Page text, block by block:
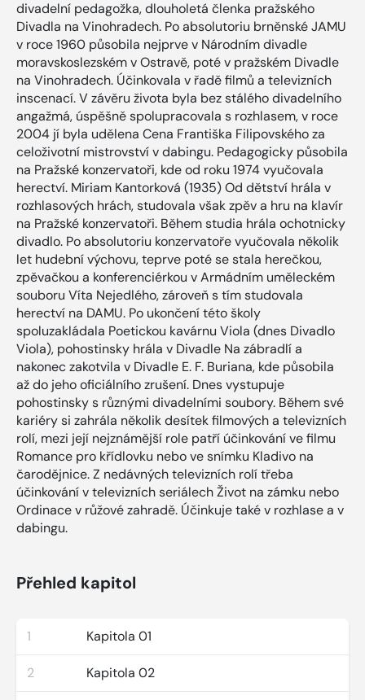
divadelní pedagožka, dlouholetá členka pražského
Divadla na Vinohradech. Po absolutoriu brněnské JAMU
v roce 1960 působila nejprve v Národním divadle
moravskoslezském v Ostravě, poté v pražském Divadle
na Vinohradech. Účinkovala v řadě filmů a televizních
inscenací. V závěru života byla bez stálého divadelního
angažmá, úspěšně spolupracovala s rozhlasem, v roce
2004 jí byla udělena Cena Františka Filipovského za
celoživotní mistrovství v dabingu. Pedagogicky působila
na Pražské konzervatoři, kde od roku 1974 vyučovala
herectví. Miriam Kantorková (1935) Od dětství hrála v
rozhlasových hrách, studovala však zpěv a hru na klavír
na Pražské konzervatoři. Během studia hrála ochotnicky
divadlo. Po absolutoriu konzervatoře vyučovala několik
let hudební výchovu, teprve poté se stala herečkou,
zpěvačkou a konferenciérkou v Armádním uměleckém
souboru Víta Nejedlého, zároveň s tím studovala
herectví na DAMU. Po ukončení této školy
spoluzakládala Poetickou kavárnu Viola (dnes Divadlo
Viola), pohostinsky hrála v Divadle Na zábradlí a
nakonec zakotvila v Divadle E. F. Buriana, kde působila
až do jeho oficiálního zrušení. Dnes vystupuje
pohostinsky s různými divadelními soubory. Během své
kariéry si zahrála několik desítek filmových a televizních
rolí, mezi její nejznámější role patří účinkování ve filmu
Romance pro křídlovku nebo ve snímku Kladivo na
čarodějnice. Z nedávných televizních rolí třeba
účinkování v televizních seriálech Život na zámku nebo
Ordinace v růžové zahradě. Účinkuje také v rozhlase a v
dabingu.
Přehled kapitol
1 Kapitola 01
2 Kapitola 02